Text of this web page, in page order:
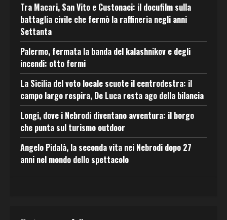
Tra Macari, San Vito e Custonaci: il docufilm sulla
battaglia civile che fermò la raffineria negli anni
Settanta
Palermo, fermata la banda del kalashnikov e degli
incendi: otto fermi
La Sicilia del voto locale scuote il centrodestra: il
campo largo respira, De Luca resta ago della bilancia
Longi, dove i Nebrodi diventano avventura: il borgo
che punta sul turismo outdoor
Angelo Pidalà, la seconda vita nei Nebrodi dopo 27
anni nel mondo dello spettacolo